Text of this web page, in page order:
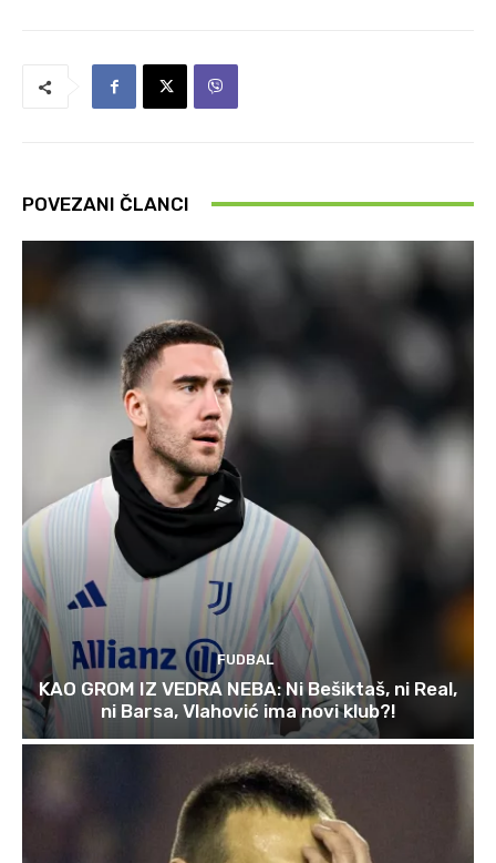
POVEZANI ČLANCI
FUDBAL
KAO GROM IZ VEDRA NEBA: Ni Bešiktaš, ni Real,
ni Barsa, Vlahović ima novi klub?!